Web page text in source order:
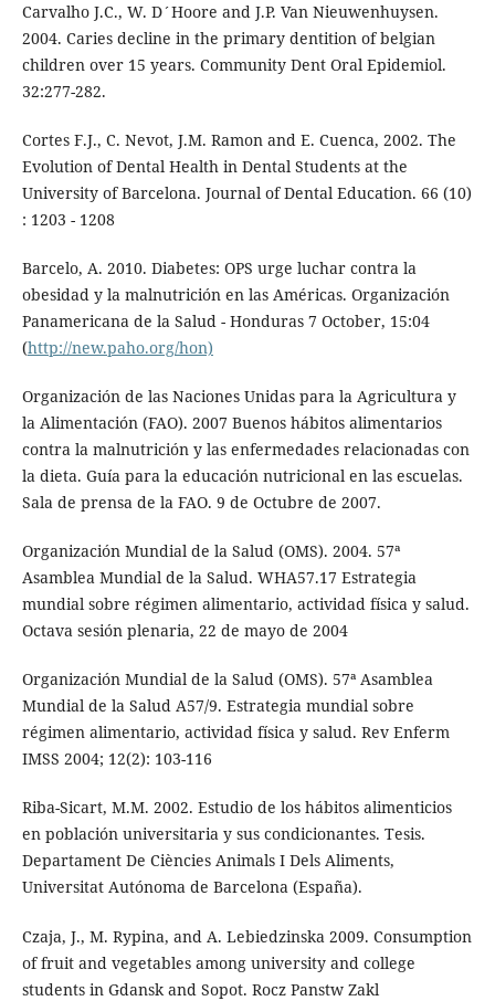
Carvalho J.C., W. D´Hoore and J.P. Van Nieuwenhuysen.
2004. Caries decline in the primary dentition of belgian
children over 15 years. Community Dent Oral Epidemiol.
32:277-282.
Cortes F.J., C. Nevot, J.M. Ramon and E. Cuenca, 2002. The
Evolution of Dental Health in Dental Students at the
University of Barcelona. Journal of Dental Education. 66 (10)
: 1203 - 1208
Barcelo, A. 2010. Diabetes: OPS urge luchar contra la
obesidad y la malnutrición en las Américas. Organización
Panamericana de la Salud - Honduras 7 October, 15:04
(http://new.paho.org/hon)
Organización de las Naciones Unidas para la Agricultura y
la Alimentación (FAO). 2007 Buenos hábitos alimentarios
contra la malnutrición y las enfermedades relacionadas con
la dieta. Guía para la educación nutricional en las escuelas.
Sala de prensa de la FAO. 9 de Octubre de 2007.
Organización Mundial de la Salud (OMS). 2004. 57ª
Asamblea Mundial de la Salud. WHA57.17 Estrategia
mundial sobre régimen alimentario, actividad física y salud.
Octava sesión plenaria, 22 de mayo de 2004
Organización Mundial de la Salud (OMS). 57ª Asamblea
Mundial de la Salud A57/9. Estrategia mundial sobre
régimen alimentario, actividad física y salud. Rev Enferm
IMSS 2004; 12(2): 103-116
Riba-Sicart, M.M. 2002. Estudio de los hábitos alimenticios
en población universitaria y sus condicionantes. Tesis.
Departament De Ciències Animals I Dels Aliments,
Universitat Autónoma de Barcelona (España).
Czaja, J., M. Rypina, and A. Lebiedzinska 2009. Consumption
of fruit and vegetables among university and college
students in Gdansk and Sopot. Rocz Panstw Zakl